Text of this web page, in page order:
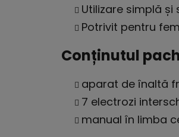
Utilizare simplă și
Potrivit pentru
Conținutul
aparat de înaltă
7 electrozi
manual în limba